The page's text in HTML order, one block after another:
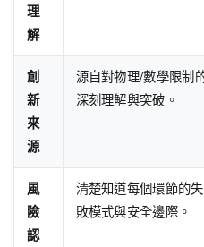
理
解
創
新
來
源
源自對物理/數學限制
深刻理解與突破。
風
險
認
清楚知道每個環節的失
敗模式與安全邊際。